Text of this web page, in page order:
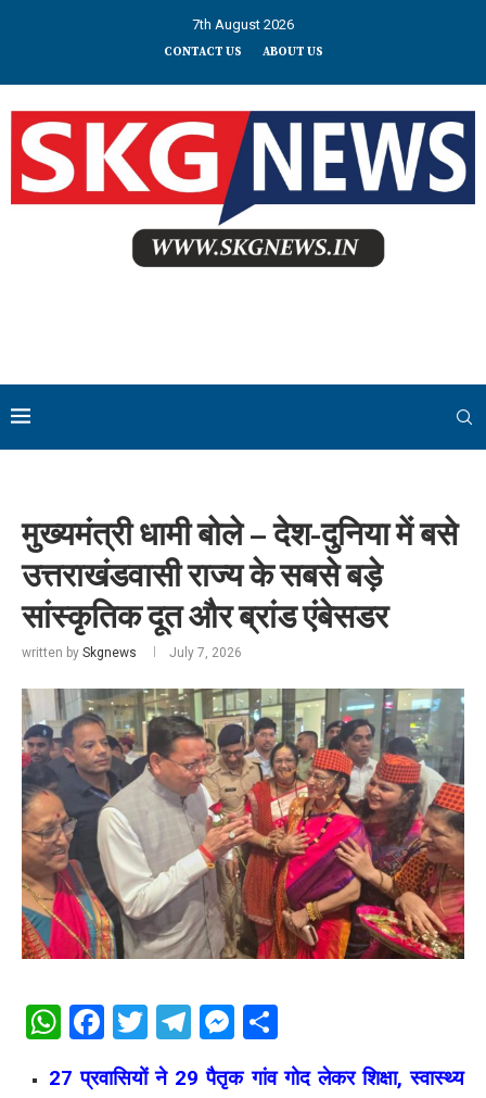
7th August 2026
CONTACT US ABOUT US
मुख्यमंत्री धामी बोले – देश-दुनिया में बसे
उत्तराखंडवासी राज्य के सबसे बड़े
सांस्कृतिक दूत और ब्रांड एंबेसडर
written by Skgnews July 7, 2026
WhatsApp
Facebook
Twitter
Telegram
Messenger
27 प्रवासियों ने 29 पैतृक गांव गोद लेकर शिक्षा, स्वास्थ्य